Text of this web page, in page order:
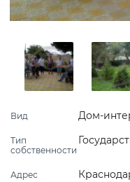
Вид Дом-
Тип
собственности
Адрес